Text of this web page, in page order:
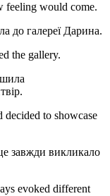
feeling would come.
до галереї Дарина.
the gallery.
to showcase
завжди викликало
evoked different